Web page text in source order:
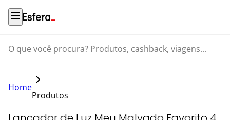
O que você procura? Produtos, cashback, viagens...
Home
Produtos